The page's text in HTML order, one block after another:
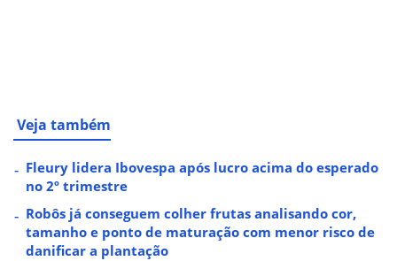
Veja também
Fleury lidera Ibovespa após lucro acima do esperado
no 2º trimestre
Robôs já conseguem colher frutas analisando cor,
tamanho e ponto de maturação com menor risco de
danificar a plantação